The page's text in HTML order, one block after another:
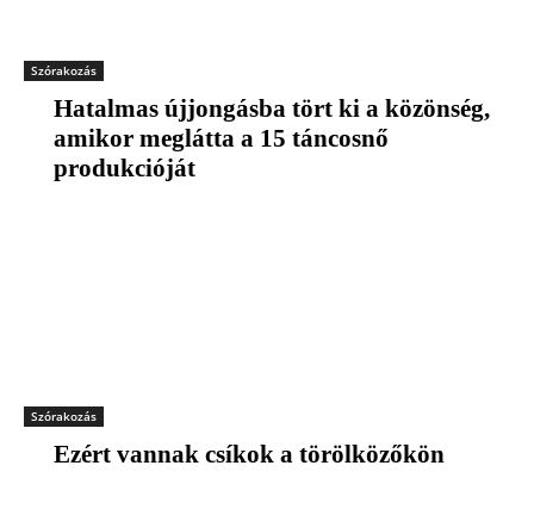
Szórakozás
Hatalmas újjongásba tört ki a közönség,
amikor meglátta a 15 táncosnő
produkcióját
Szórakozás
Ezért vannak csíkok a törölközőkön